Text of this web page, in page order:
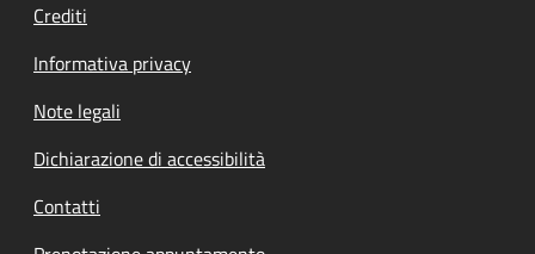
Crediti
Informativa privacy
Note legali
Dichiarazione di accessibilità
Contatti